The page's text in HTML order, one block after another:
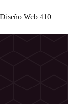
to
content
Diseño Web 410